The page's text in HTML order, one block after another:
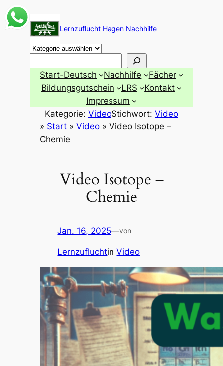
Zum
Inhalt
springen
Lernzuflucht Hagen Nachhilfe
Start-Deutsch Nachhilfe
Fächer
Bildungsgutschein
LRS
Kontakt
Impressum
Kategorie: VideoStichwort: Video
» Start» Video» Video Isotope –
Chemie
Video Isotope –
Chemie
Jan. 16, 2025—von
LernzufluchtinVideo